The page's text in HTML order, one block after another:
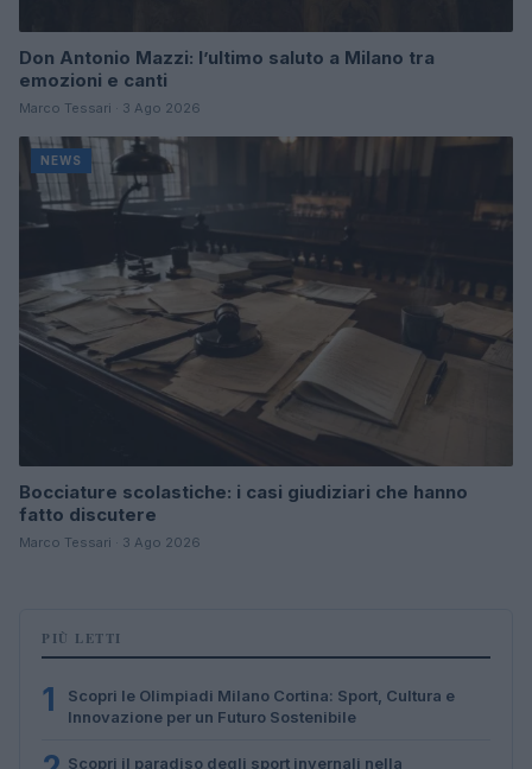
Don Antonio Mazzi: l’ultimo saluto a Milano tra
emozioni e canti
Marco Tessari · 3 Ago 2026
NEWS
Bocciature scolastiche: i casi giudiziari che hanno
fatto discutere
Marco Tessari · 3 Ago 2026
PIÙ LETTI
1
Scopri le Olimpiadi Milano Cortina: Sport, Cultura e
Innovazione per un Futuro Sostenibile
Scopri il paradiso degli sport invernali nella